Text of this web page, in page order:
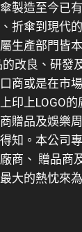
製造至今已
折傘到現代
生產部門皆
改良、研發
商或是在市
印上LOGO
贈品及娛樂
知。本公司
商、 贈品商
大的熱忱來